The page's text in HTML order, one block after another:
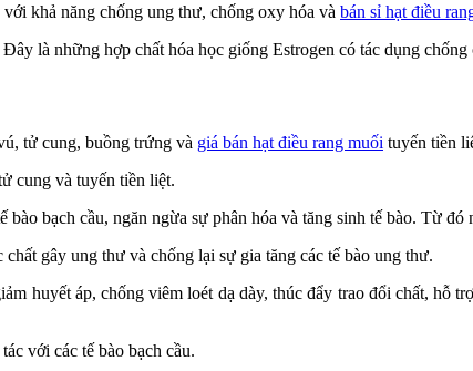
khả năng chống ung thư, chống oxy hóa và bán sỉ hạt điều
là những hợp chất hóa học giống Estrogen có tác dụng
tử cung, buồng trứng và giá bán hạt điều rang muối tuyến tiền
cung và tuyến tiền liệt.
bạch cầu, ngăn ngừa sự phân hóa và tăng sinh tế bào. Từ đó
gây ung thư và chống lại sự gia tăng các tế bào ung thư.
huyết áp, chống viêm loét dạ dày, thúc đẩy trao đổi chất, hỗ
với các tế bào bạch cầu.